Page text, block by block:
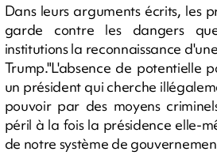
Dans leurs arguments écrits, les
garde contre les dangers
institutions la reconnaissance
Trump."L'absence de potentielle
un président qui cherche
pouvoir par des moyens
péril à la fois la présidence elle-
de notre système de